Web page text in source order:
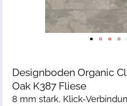
Designboden Organic
Oak K387 Fliese
8 mm stark, Klick-